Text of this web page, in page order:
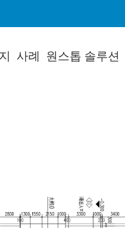
사례 원스톱 솔루션